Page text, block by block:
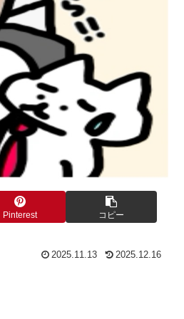
Pinterest コピー
2025.11.13 2025.12.16